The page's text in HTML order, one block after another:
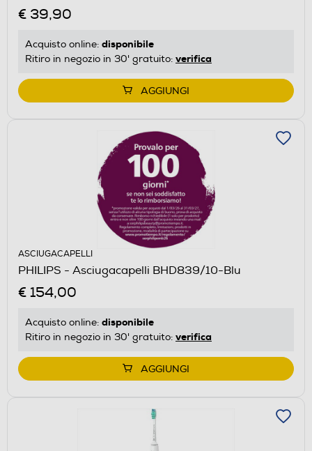
€ 39,90
Acquisto online: disponibile
Ritiro in negozio in 30' gratuito: verifica
AGGIUNGI
ASCIUGACAPELLI
PHILIPS - Asciugacapelli BHD839/10-Blu
€ 154,00
Acquisto online: disponibile
Ritiro in negozio in 30' gratuito: verifica
AGGIUNGI